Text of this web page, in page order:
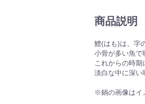
商品説明
鱧(はも)は、字
小骨が多い魚で
これからの時
淡白な中に深い
※鍋の画像はイ